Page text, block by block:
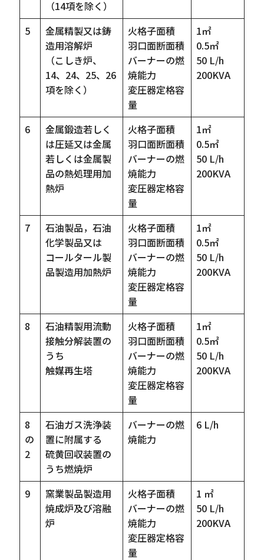
（14項を除く）
5
金属精製又は鋳
造用溶解炉
（こしき炉、
14、24、25、26
項を除く）
火格子面積
羽口面断面積
バーナーの燃
焼能力
変圧器定格容
量
1㎡
0.5㎡
50 L/h
200KVA
6
金属鍛造若しく
は圧延又は金属
若しくは金属製
品の熱処理用加
熱炉
火格子面積
羽口面断面積
バーナーの燃
焼能力
変圧器定格容
量
1㎡
0.5㎡
50 L/h
200KVA
7
石油製品，石油
化学製品又は
コールタール製
品製造用加熱炉
火格子面積
羽口面断面積
バーナーの燃
焼能力
変圧器定格容
量
1㎡
0.5㎡
50 L/h
200KVA
8
石油精製用流動
接触分解装置の
うち
触媒再生塔
火格子面積
羽口面断面積
バーナーの燃
焼能力
変圧器定格容
量
1㎡
0.5㎡
50 L/h
200KVA
8
の
2
石油ガス洗浄装
置に附属する
硫黄回収装置の
うち燃焼炉
バーナーの燃
焼能力
6 L/h
9
窯業製品製造用
焼成炉及び溶融
炉
火格子面積
バーナーの燃
焼能力
変圧器定格容
量
1 ㎡
50 L/h
200KVA